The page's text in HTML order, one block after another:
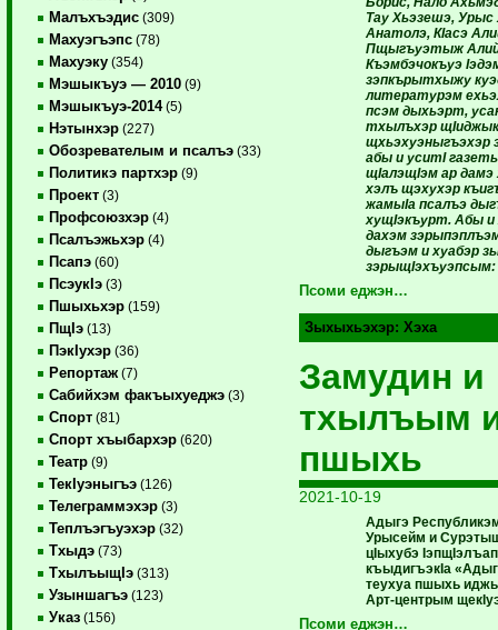
Малъхъэдис (309)
Махуэгъэпс (78)
Махуэку (354)
Мэшыкъуэ — 2010 (9)
Мэшыкъуэ-2014(5)
Нэтынхэр (227)
Обозревателым и псалъэ (33)
Политикэ партхэр (9)
Проект (3)
Профсоюзхэр (4)
Псалъэжьхэр (4)
Псапэ (60)
ПсэукIэ (3)
Пшыхьхэр (159)
ПщIэ (13)
ПэкIухэр (36)
Репортаж (7)
Сабийхэм факъыхуеджэ (3)
Спорт (81)
Спорт хъыбархэр (620)
Театр (9)
ТекIуэныгъэ (126)
Телеграммэхэр (3)
Теплъэгъуэхэр (32)
Тхыдэ (73)
ТхылъыщIэ (313)
Узыншагъэ (123)
Указ (156)
Тау Хьэзешэ, Урыс
Анатолэ, КIасэ
Пщыгъуэтыж
Къэмбэчокъуэ
зэпкърытхыжу
литературэм
псэм дыхьэрт,
тхылъхэр
щхьэхуэныгъэхэр
абы и уситI
щIалэщIэм ар дамэ
хэлъ щэхухэр
жамыIа псалъэ
хущIэкъурт. Абы и
дахэм
дыгъэм и хуабэр
зэрыщIэхъуэпсым:
Псоми еджэн…
Зыхыхьэхэр: Хэха
Замудин и
тхылъым
пшыхь
2021-10-19
Адыгэ
Урысейм и
цIыхубэ
къыдигъэкIа
теухуа пшыхь
Арт-центрым
Псоми еджэн…